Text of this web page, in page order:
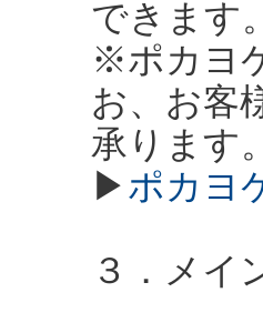
できます
※ポカヨ
お、お客
承ります
▶ポカヨ
３．メイ